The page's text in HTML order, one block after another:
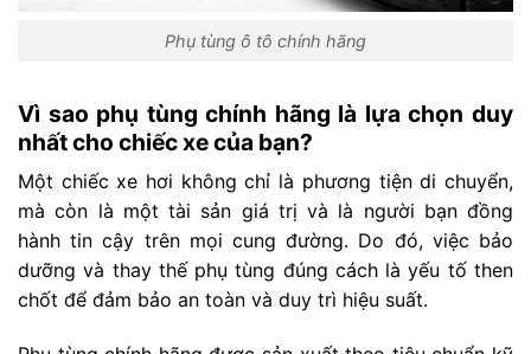
Phụ tùng ô tô chính hãng
Vì sao phụ tùng chính hãng là lựa chọn duy
nhất cho chiếc xe của bạn?
Một chiếc xe hơi không chỉ là phương tiện di chuyển,
mà còn là một tài sản giá trị và là người bạn đồng
hành tin cậy trên mọi cung đường. Do đó, việc bảo
dưỡng và thay thế phụ tùng đúng cách là yếu tố then
chốt để đảm bảo an toàn và duy trì hiệu suất.